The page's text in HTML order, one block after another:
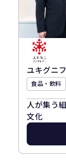
ユキグニ
食品・飲料
人が集う
文化